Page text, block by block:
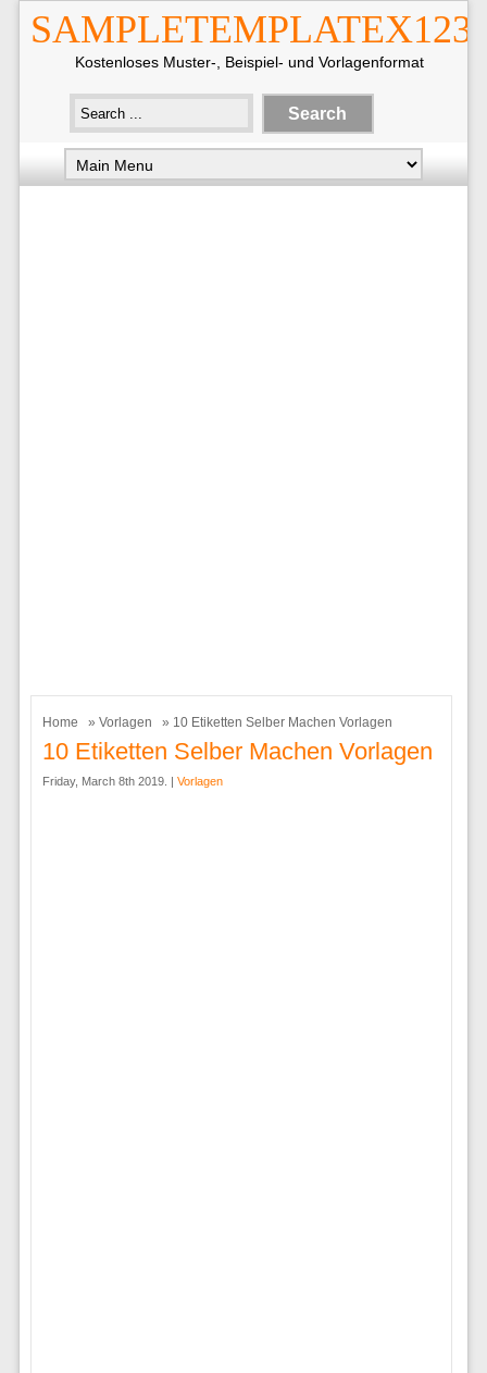
Kostenloses Muster-, Beispiel- und Vorlagenformat
Home » Vorlagen » 10 Etiketten Selber Machen Vorlagen
10 Etiketten Selber Machen Vorlagen
Friday, March 8th 2019. | Vorlagen